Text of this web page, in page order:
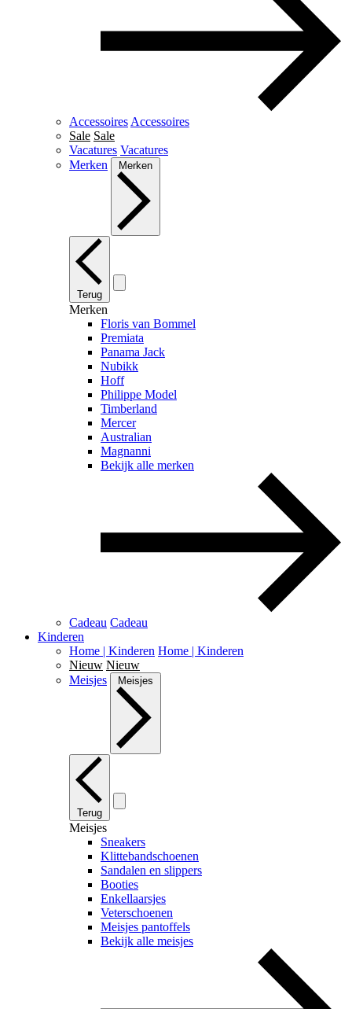
Accessoires Accessoires
Sale Sale
Vacatures Vacatures
Merken
Merken
Terug
Merken
Floris van Bommel
Premiata
Panama Jack
Nubikk
Hoff
Philippe Model
Timberland
Mercer
Australian
Magnanni
Bekijk alle merken
Cadeau Cadeau
Kinderen
Home | Kinderen Home | Kinderen
Nieuw Nieuw
Meisjes
Meisjes
Terug
Meisjes
Sneakers
Klittebandschoenen
Sandalen en slippers
Booties
Enkellaarsjes
Veterschoenen
Meisjes pantoffels
Bekijk alle meisjes